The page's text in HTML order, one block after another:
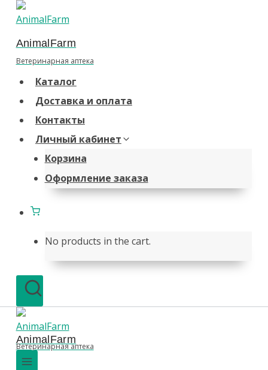
Перейти
содержанию
AnimalFarm
Ветеринарная аптека
Каталог
Доставка и оплата
Контакты
Личный кабинет
Корзина
Оформление заказа
No products in the cart.
AnimalFarm
Ветеринарная аптека